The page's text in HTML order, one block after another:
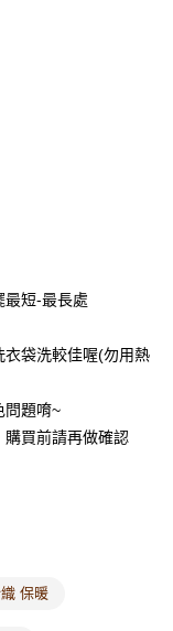
查看運費
短-最長處
袋洗較佳喔(勿用熱
問題唷~
買前請再做確認
保暖